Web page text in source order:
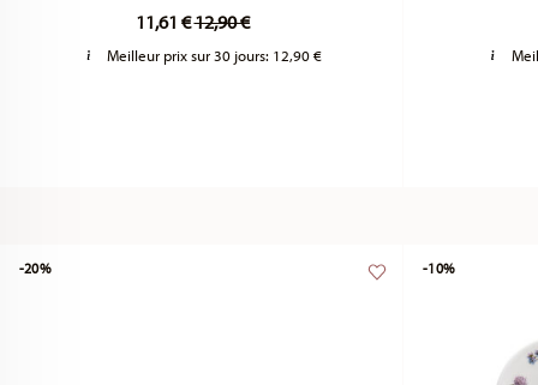
11,61 €Price reduced from
12,90 €to
Meilleur prix sur 30 jours: 12,90 €
-20% -10%